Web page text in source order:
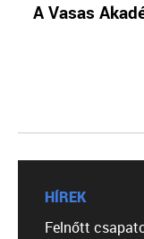
A Vasas
HÍREK
Felnőtt